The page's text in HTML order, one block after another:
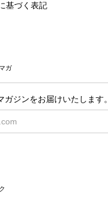
基づく表記
ガ
ガジンをお届けいたします。